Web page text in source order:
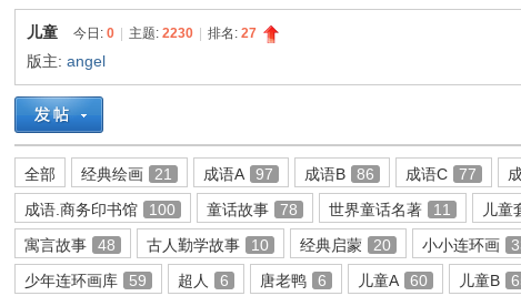
连» › ›
儿童 今日:0 主题:2230 排名:27
版主:angel
全部 经典绘画 21 成语A 97 成语B 86 成语C 77
成语.商务印书馆
100 童话故事 78 世界童话名著 11 儿童
寓言故事
48 古人勤学故事 10 经典启蒙 20 小小连环画
少年连环画库
59 超人 6 唐老鸭 6 儿童A 60 儿童B